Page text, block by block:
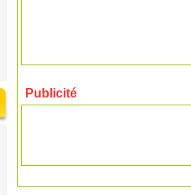
Publicité